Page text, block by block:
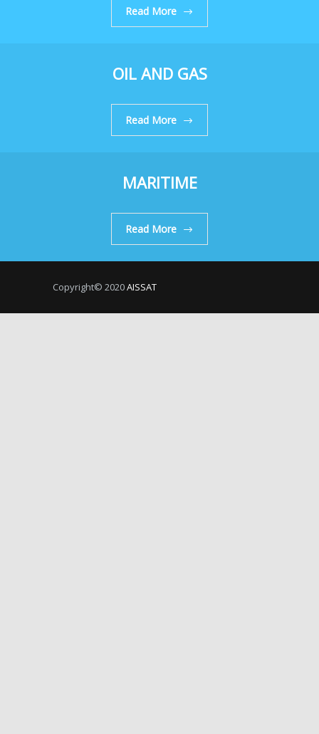
Read More
OIL AND GAS
Read More
MARITIME
Read More
Copyright© 2020AISSAT